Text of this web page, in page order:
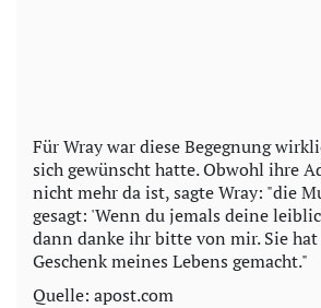
Für Wray war diese Begegnung
sich gewünscht hatte. Obwohl ihre
nicht mehr da ist, sagte Wray: "die
gesagt: 'Wenn du jemals deine
dann danke ihr bitte von mir. Sie
Geschenk meines Lebens gemacht."
Quelle: apost.com